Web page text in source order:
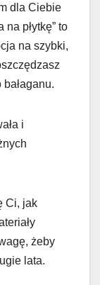
dla Ciebie
na płytkę” to
na szybki,
i
Ci, jak
żeby
lata.